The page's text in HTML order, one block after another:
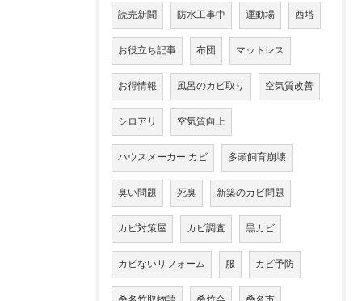
読売新聞 防水工事中 運動場 西塔
お役立ち記事 布団 マットレス
お得情報 風呂のカビ取り 空気質改善
シロアリ 空気質向上
ハウスメーカー カビ 多頭飼育崩壊
臭い問題 死臭 新築のカビ問題
カビ対策屋 カビ調査 黒カビ
カビないリフォーム 服 カビ予防